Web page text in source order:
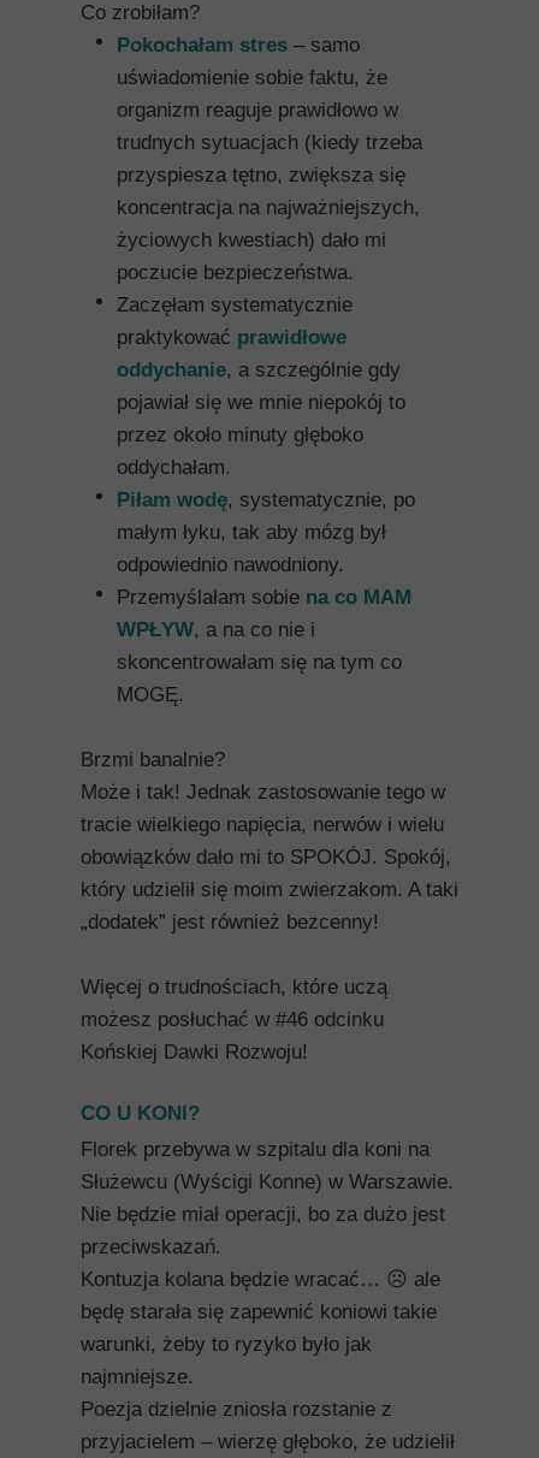
Co zrobiłam?
Pokochałam stres – samo
uświadomienie sobie faktu, że
organizm reaguje prawidłowo w
trudnych sytuacjach (kiedy trzeba
przyspiesza tętno, zwiększa się
koncentracja na najważniejszych,
życiowych kwestiach) dało mi
poczucie bezpieczeństwa.
Zaczęłam systematycznie
praktykować prawidłowe
oddychanie, a szczególnie gdy
pojawiał się we mnie niepokój to
przez około minuty głęboko
oddychałam.
Piłam wodę, systematycznie, po
małym łyku, tak aby mózg był
odpowiednio nawodniony.
Przemyślałam sobie na co MAM
WPŁYW, a na co nie i
skoncentrowałam się na tym co
MOGĘ.
Brzmi banalnie?
Może i tak! Jednak zastosowanie tego w
tracie wielkiego napięcia, nerwów i wielu
obowiązków dało mi to SPOKÓJ. Spokój,
który udzielił się moim zwierzakom. A taki
„dodatek” jest również bezcenny!
Więcej o trudnościach, które uczą
możesz posłuchać w #46 odcinku
Końskiej Dawki Rozwoju!
CO U KONI?
Florek przebywa w szpitalu dla koni na
Służewcu (Wyścigi Konne) w Warszawie.
Nie będzie miał operacji, bo za dużo jest
przeciwskazań.
Kontuzja kolana będzie wracać… ☹ ale
będę starała się zapewnić koniowi takie
warunki, żeby to ryzyko było jak
najmniejsze.
Poezja dzielnie zniosła rozstanie z
przyjacielem – wierzę głęboko, że udzielił